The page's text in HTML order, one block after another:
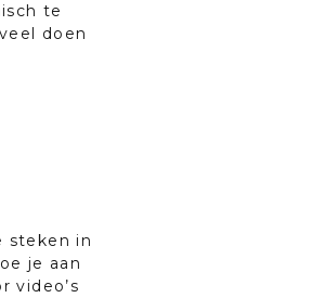
te
doen
steken in
je aan
video’s